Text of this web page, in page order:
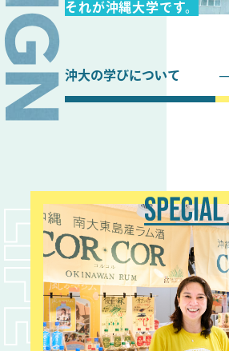
それが沖縄大学です。
沖大の学びについて